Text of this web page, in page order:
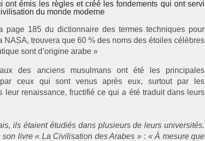
ont émis les règles et créé les fondements qui ont servi
du monde moderne
page 185 du dictionnaire des termes techniques pour
NASA, trouvera que 60 % des noms des étoiles célèbres
sont d’origine arabe »
des anciens musulmans ont été les principales
par ceux qui sont venus après eux, surtout par les
leur renaissance, fructifié ce qui a été traduit dans leurs
ils étaient étudiés dans plusieurs de leurs universités.
livre « La Civilisation des Arabes » : « À mesure que